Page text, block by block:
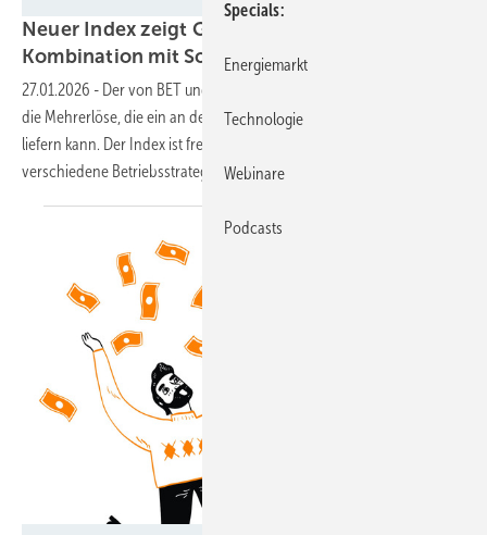
Neuer Index zeigt Gewinne mit Speichern in
Kombination mitSolarparks
27.01.2026 - Der von BET und Energy2Marekt entwickelte Index zeigt
die Mehrerlöse, die ein an der Solaranlage angeschlossener Speicher
liefern kann. Der Index ist frei zugänglich und berücksichtigt
verschiedene Betriebsstrategien.
Specials
Energiemarkt
Technologie
Webinare
Podcasts